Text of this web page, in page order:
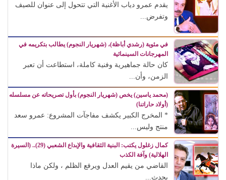
يقدم عمرو دياب الأغنية التي تتحول إلى عنوان للصيف
وتفرض...
في مئوية (رشدي أباظة)، (شهريار النجوم) يطالب بتكريمه في
المهرجانات السينمائية
كان حالة جماهيرية وفنية كاملة، استطاعت أن تعبر
الزمن، وأن...
(محمد ياسين) يخص (شهريار النجوم) بأول تصريحاته عن مسلسله
(أولاد حاراتنا)
* المخرج الكبير يكشف مفاجآت المشروع: عمرو سعد
منتج وليس...
كمال زغلول يكتب: البنية الثقافية والإبداع الشعبي (29).. (السيرة
الهلالية) وآفة الكذب
القاضي من يقيم العدل ويرفع الظلم ، ولكن ماذا
يحدث...